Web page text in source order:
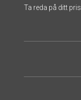
Ta reda på ditt pris